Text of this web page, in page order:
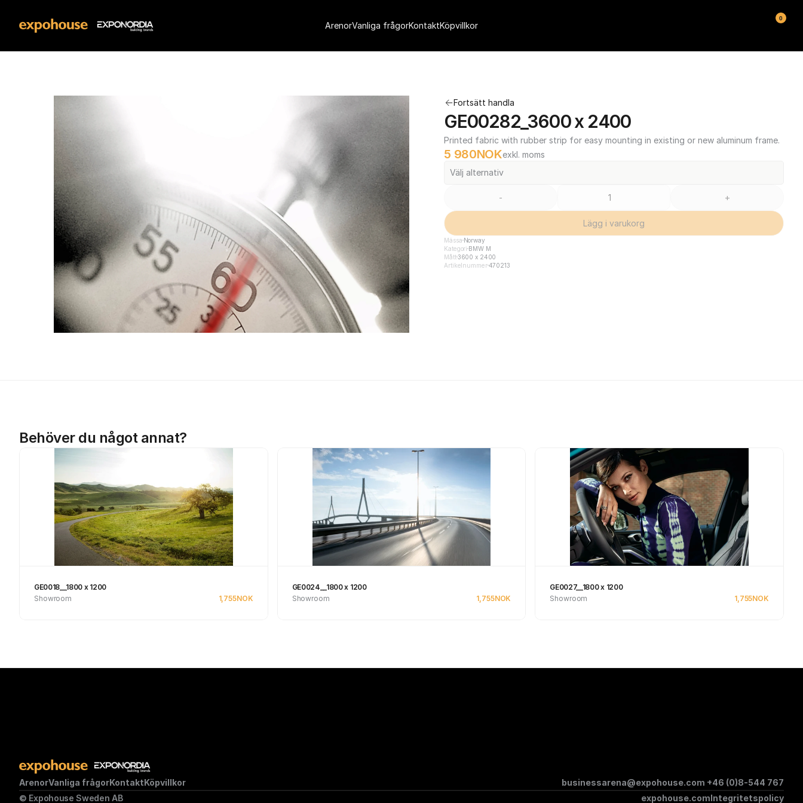
Fortsätt handla
GE00282_3600 x 2400
Printed fabric with rubber strip for easy mounting in existing or new aluminum frame.
5 980NOKexkl. moms
Välj alternativ
- +
Lägg i varukorg
Mässa Norway
Kategori BMW M
Mått3600 x 2400
Artikelnummer470213
Behöver du något annat?
GE0018__1800 x 1200
Showroom
1,755NOK
GE0024__1800 x 1200
Showroom
1,755NOK
GE0027__1800 x 1200
Showroom
1,755NOK
ArenorVanliga frågorKontaktKöpvillkor businessarena@expohouse.com +46 (0)8-544 767
© Expohouse Sweden AB
expohouse.comIntegritetspolicy
ArenorVanliga frågorKontaktKöpvillkor
0